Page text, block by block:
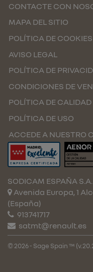
CONTACTE CON
MAPA DEL SITIO
POLÍTICA DE COOKIES
AVISO LEGAL
POLÍTICA DE
CONDICIONES DE
POLÍTICA DE CALIDAD
POLÍTICA DE USO
ACCEDE A NUESTRO
SODICAM ESPAÑA S.A.
Avenida Europa, 1
(España)
913741717
satmt@renault.es
© 2026 - Sage Spain ™